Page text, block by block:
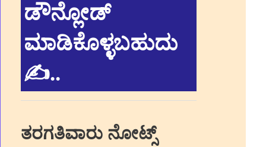
ಡೌನ್ಲೋಡ್
ಮಾಡಿಕೊಳ್ಳಬಹುದು
✍..
ತರಗತಿವಾರು ನೋಟ್ಸ್